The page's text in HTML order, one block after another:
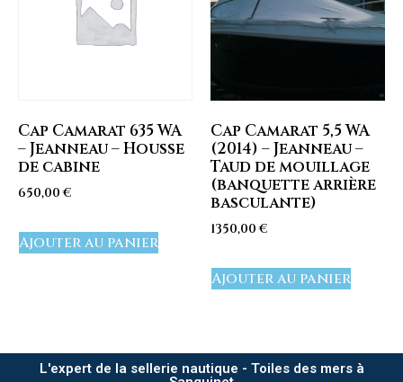
Cap Camarat 635 WA
– Jeanneau – Housse
de cabine
650,00€
Ajouter au panier
Cap Camarat 5,5 WA
(2014) – Jeanneau –
Taud de mouillage
(banquette arrière
basculante)
1350,00€
Ajouter au panier
L'expert de la sellerie nautique - Toiles des mers à